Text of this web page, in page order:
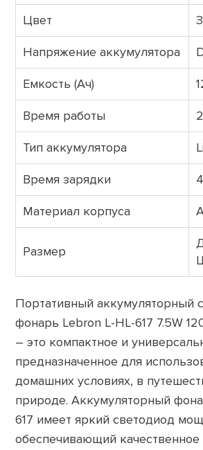
Цвет
Напряжение аккумулятора
Емкость (Ач)
Время работы
Тип аккумулятора
Время зарядки
Материал корпуса
Размер
Портативный аккумуляторный
фонарь Lebron L-HL-617 7.5W
– это компактное и
предназначенное для
домашних условиях, в
природе. Аккумуляторный
617 имеет яркий светодиод
обеспечивающий